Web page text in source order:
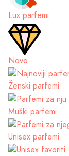
Lux parfemi
Novo
Ženski parfemi
Muški parfemi
Unisex parfemi